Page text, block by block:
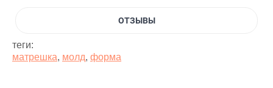
ОТЗЫВЫ
теги:
матрешка, молд, форма